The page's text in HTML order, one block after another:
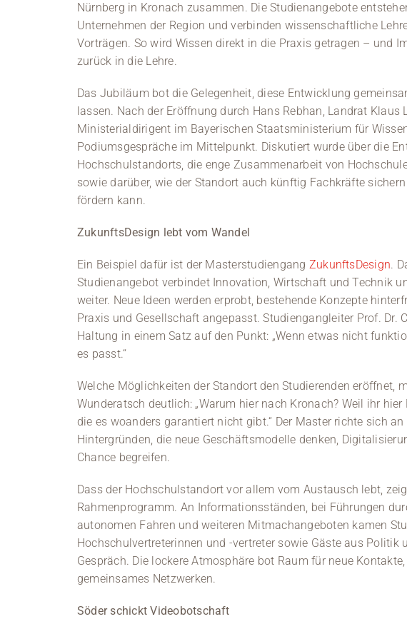
Nürnberg in Kronach zusammen. Die Studienangebote
Unternehmen der Region und verbinden wissenschaftliche
Vorträgen. So wird Wissen direkt in die Praxis getragen – und
zurück in die Lehre.
Das Jubiläum bot die Gelegenheit, diese Entwicklung
lassen. Nach der Eröffnung durch Hans Rebhan, Landrat Klaus
Ministerialdirigent im Bayerischen Staatsministerium für
Podiumsgespräche im Mittelpunkt. Diskutiert wurde über die
Hochschulstandorts, die enge Zusammenarbeit von
sowie darüber, wie der Standort auch künftig Fachkräfte
fördern kann.
ZukunftsDesign lebt vom Wandel
Ein Beispiel dafür ist der Masterstudiengang ZukunftsDesign.
Studienangebot verbindet Innovation, Wirtschaft und Technik
weiter. Neue Ideen werden erprobt, bestehende Konzepte
Praxis und Gesellschaft angepasst. Studiengangleiter Prof. Dr.
Haltung in einem Satz auf den Punkt: „Wenn etwas nicht
es passt.“
Welche Möglichkeiten der Standort den Studierenden eröffnet,
Wunderatsch deutlich: „Warum hier nach Kronach? Weil ihr
die es woanders garantiert nicht gibt.“ Der Master richte sich
Hintergründen, die neue Geschäftsmodelle denken,
Chance begreifen.
Dass der Hochschulstandort vor allem vom Austausch lebt,
Rahmenprogramm. An Informationsständen, bei Führungen
autonomen Fahren und weiteren Mitmachangeboten kamen
Hochschulvertreterinnen und -vertreter sowie Gäste aus Politik
Gespräch. Die lockere Atmosphäre bot Raum für neue
gemeinsames Netzwerken.
Söder schickt Videobotschaft